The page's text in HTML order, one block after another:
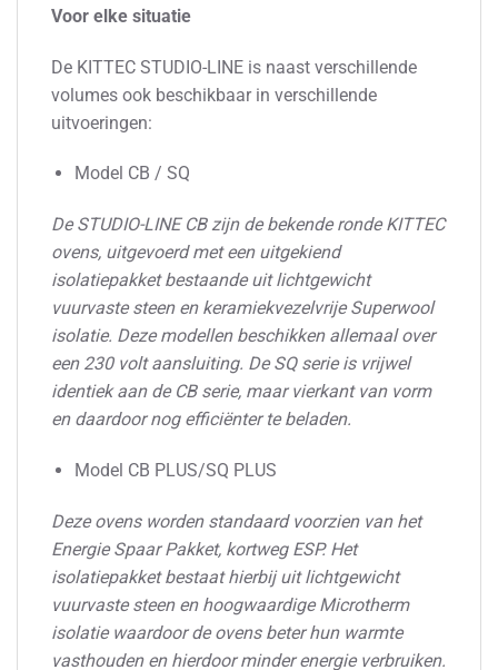
Voor elke situatie
De KITTEC STUDIO-LINE is naast verschillende
volumes ook beschikbaar in verschillende
uitvoeringen:
Model CB / SQ
De STUDIO-LINE CB zijn de bekende ronde KITTEC
ovens, uitgevoerd met een uitgekiend
isolatiepakket bestaande uit lichtgewicht
vuurvaste steen en keramiekvezelvrije Superwool
isolatie. Deze modellen beschikken allemaal over
een 230 volt aansluiting. De SQ serie is vrijwel
identiek aan de CB serie, maar vierkant van vorm
en daardoor nog efficiënter te beladen.
Model CB PLUS/SQ PLUS
Deze ovens worden standaard voorzien van het
Energie Spaar Pakket, kortweg ESP. Het
isolatiepakket bestaat hierbij uit lichtgewicht
vuurvaste steen en hoogwaardige Microtherm
isolatie waardoor de ovens beter hun warmte
vasthouden en hierdoor minder energie verbruiken.